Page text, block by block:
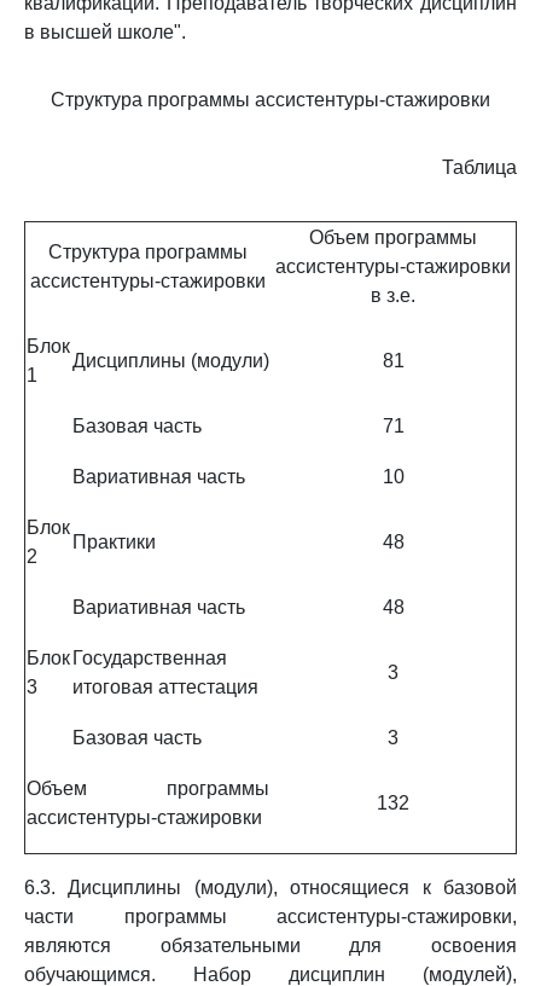
в высшей школе".
Структура программы ассистентуры-стажировки
Таблица
Структура программы
ассистентуры-стажировки
Объем программы
ассистентуры-стажировки
в з.е.
Блок
1
Дисциплины (модули) 81
Базовая часть 71
Вариативная часть 10
Блок
2
Практики 48
Вариативная часть 48
Блок
3
Государственная
итоговая аттестация
3
Базовая часть 3
Объем программы
ассистентуры-стажировки
132
6.3. Дисциплины (модули), относящиеся к базовой
части программы ассистентуры-стажировки,
являются обязательными для освоения
обучающимся. Набор дисциплин (модулей),